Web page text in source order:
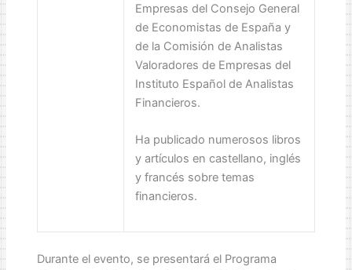
Empresas del Consejo General
de Economistas de España y
de la Comisión de Analistas
Valoradores de Empresas del
Instituto Español de Analistas
Financieros.
Ha publicado numerosos libros
y artículos en castellano, inglés
y francés sobre temas
financieros.
Durante el evento, se presentará el Programa